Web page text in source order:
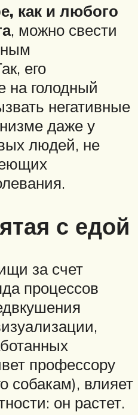
как и любого
, можно свести
его
на голодный
негативные
даже у
людей, не
с едой
за счет
процессов
профессору
собакам), влияет
он растет.